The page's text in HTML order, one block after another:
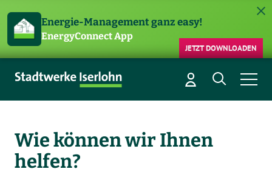
Energie-Management ganz easy!
EnergyConnect App
JETZT DOWNLOADEN
Wie können wir Ihnen
helfen?